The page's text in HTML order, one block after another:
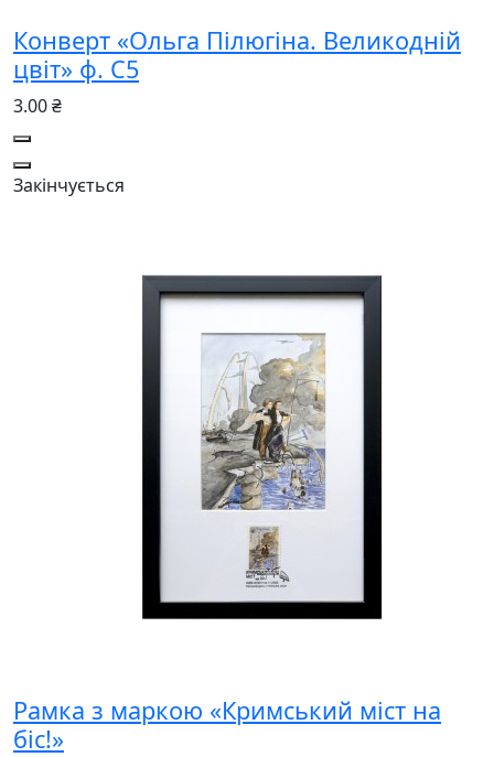
Конверт «Ольга Пілюгіна. Великодній
цвіт» ф. С5
3.00 ₴
Закінчується
Рамка з маркою «Кримський міст на
біс!»